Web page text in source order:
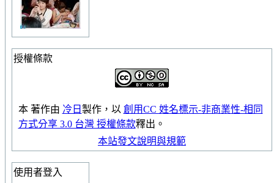
授權條款
本 著作由 冷日 製作，以 創用CC 姓名標示-非商業性-相同
方式分享 3.0 台灣 授權條款釋出。
本站發文說明與規範
使用者登入